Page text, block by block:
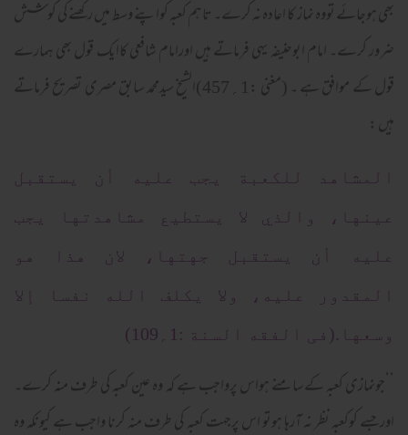
بھی ہوجائے تووہ نماز کا اعادہ نہ کرے۔ تاہم کعبہ کواپنے وسط میں رکھنے کی کوشش
ضرور کرے۔ امام ابوحنیفہ یہی فرماتے ہیں اورامام شافعی کاایک قول بھی ہمارے
قول کے موافق ہے ۔ (مغنی :1؍457)الشیخ سیدمحمد سابق مصری تصریح فرماتے
ہیں :
المشاهد للكعبة يجب عليه أن يستقبل
عينها، والذي لا يستطيع مشاهدتها يجب
عليه أن يستقبل جهتها، لان هذا هو
المقدور عليه، ولا يكلف الله نفسا إلا
وسعها.(فی الفقه السنة :1؍109)
’’جونمازی کعبہ کےسامنے ہواس پرواجب ہے کہ وہ عین کعبہ کی طرف منہ کرے۔
اورجسے کوکعبہ نظر نہ آرہا ہوتو اس پرجہت کعبہ کی طرف منہ کرنا واجب ہے کیونکہ وہ